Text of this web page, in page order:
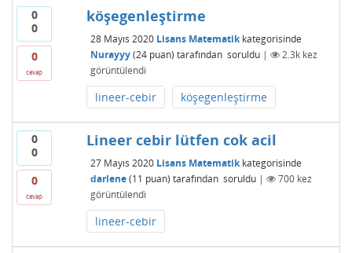
0
0
0
cevap
köşegenleştirme
28 Mayıs 2020 Lisans Matematikkategorisinde
Nurayyy (24puan) tarafından soruldu | 2.3kkez
görüntülendi
lineer-cebir köşegenleştirme
0
0
0
cevap
Lineer cebir lütfen cok acil
27 Mayıs 2020 Lisans Matematikkategorisinde
darlene (11 puan) tarafından soruldu | 700kez
görüntülendi
lineer-cebir